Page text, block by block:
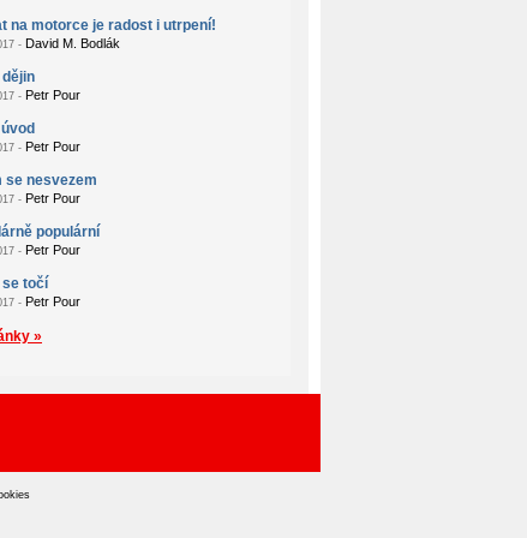
na motorce je radost i utrpení!
- David M. Bodlák
dějin
- Petr Pour
- Petr Pour
se nesvezem
- Petr Pour
populární
- Petr Pour
točí
- Petr Pour
»